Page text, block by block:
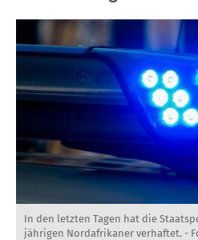
In den letzten Tagen hat die
jährigen Nordafrikaner verhaftet. -